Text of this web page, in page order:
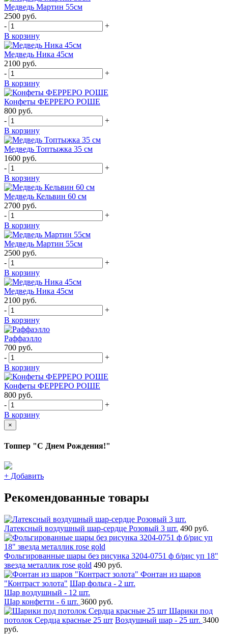
Медведь Мартин 55см
2500 руб.
-
+
В корзину
Медведь Ника 45см
2100 руб.
-
+
В корзину
Конфеты ФЕРРЕРО РОШЕ
800 руб.
-
+
В корзину
Медведь Топтыжка 35 см
1600 руб.
-
+
В корзину
Медведь Кельвин 60 см
2700 руб.
-
+
В корзину
Медведь Мартин 55см
2500 руб.
-
+
В корзину
Медведь Ника 45см
2100 руб.
-
+
В корзину
Раффаэлло
700 руб.
-
+
В корзину
Конфеты ФЕРРЕРО РОШЕ
800 руб.
-
+
В корзину
×
Топпер "С Днем Рождения!"
+ Добавить
Рекомендованные товары
Латексный воздушный шар-сердце Розовый 3 шт. 490 руб.
Фольгированные шары без рисунка 3204-0751 ф б/рис уп 18"
звезда металлик rose gold 490 руб.
Фонтан из шаров
"Контраст золота" Шар фольга - 2 шт.
Шар воздушный - 12 шт.
Шар конфетти - 6 шт. 3600 руб.
Шарики под
потолок Сердца красные 25 шт Воздушный шар - 25 шт. 3400
руб.